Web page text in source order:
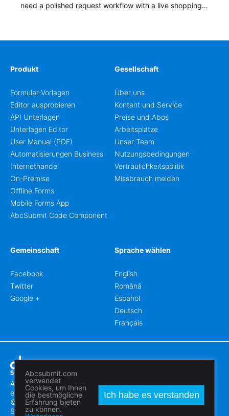
need a polished request workflow with a live shopping
Produkt
Formular-Vorlagen
Editor ausprobieren
API Unterlagen
Unterlagen Editor
User Manual (PDF)
Automatisierungen Business
Internethandel
On-Premise
Offline Forms
Mobile Forms App
AbcSubmit Code Component
Gesellschaft
Über uns
Kontant und Service
Preise und Abos
Arbeitsplätze
Unser Team
Nutzungsbedingungen
Vertraulichkeitspolitik
Missbrauch melden
Gemeinschaft
Facebook
Twitter
Google +
Sprache wählen
English
Română
Español
Deutsch
Français
Abcsubmit.com ist eine online Plattform, die Ihnen erlaubt
erstaunliche Formblätter und Webseiten zu erstellen.
© 2018-2024 SC ABCSUBMIT SRL
Săcălaz, Main Street 464D, Timiș, Romania, ZipCode 307370
Abcsubmit.com
verwendet
Cookies, um Ihnen
die bestmögliche
Erfahrung bieten
zu können.
Ich habe es verstanden